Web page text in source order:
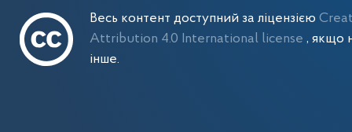
Весь контент доступний за ліцензією
Attribution 4.0 International license, якщо
інше.